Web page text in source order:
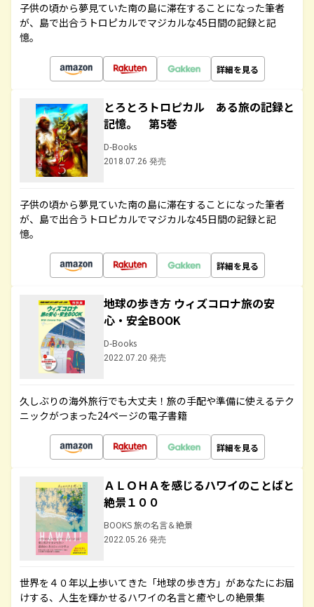
子供の頃から夢見ていた南の島に滞在することになった筆者
が、島で出合うトロピカルでマジカルな45日間の記録と記
憶。
詳細を見る
とろとろトロピカル ある旅の記録と
記憶。 第5巻
D-Books
2018.07.26 発売
子供の頃から夢見ていた南の島に滞在することになった筆者
が、島で出合うトロピカルでマジカルな45日間の記録と記
憶。
詳細を見る
地球の歩き方 ウィズコロナ旅の安
心・安全BOOK
D-Books
2022.07.20 発売
久しぶりの海外旅行でも大丈夫！旅の手配や準備に使えるテク
ニックがつまった24ページの電子書籍
詳細を見る
ＡＬＯＨＡを感じるハワイのことばと
絶景１００
BOOKS 旅の名言＆絶景
2022.05.26 発売
世界を４０年以上歩いてきた「地球の歩き方」があなたにお届
けする、人生を輝かせるハワイの名言と癒やしの絶景集